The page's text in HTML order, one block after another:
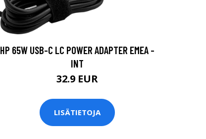
HP 65W USB-C LC POWER ADAPTER EMEA -
INT
32.9 EUR
LISÄTIETOJA